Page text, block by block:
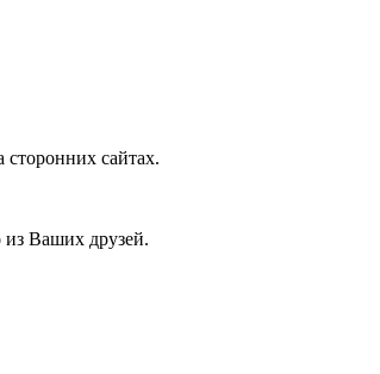
сайтах.
из Ваших друзей.